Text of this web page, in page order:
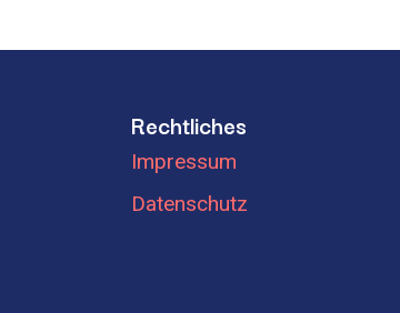
Rechtliches
Impressum
Datenschutz